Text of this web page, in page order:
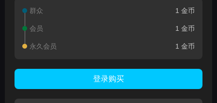
群众 1 金币
会员 1 金币
永久会员 1 金币
登录购买